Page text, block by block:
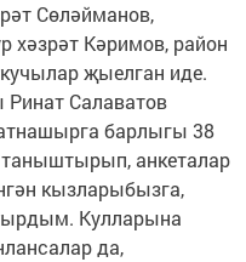
Сөләйманов,
хәзрәт Кәримов, район
җыелган иде.
Салаватов
барлыгы 38
таныштырып, анкеталар
кызларыбызга,
Кулларына
да,